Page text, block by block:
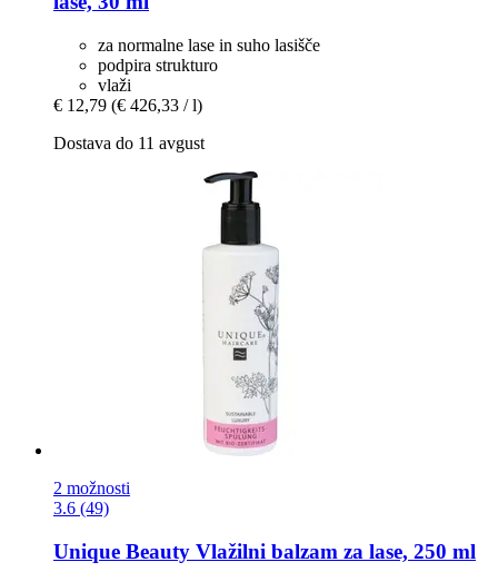
za normalne lase in suho lasišče
podpira strukturo
vlaži
€ 12,79 (€ 426,33 / l)
Dostava do 11 avgust
2 možnosti
3.6 (49)
Unique Beauty Vlažilni balzam za lase, 250 ml